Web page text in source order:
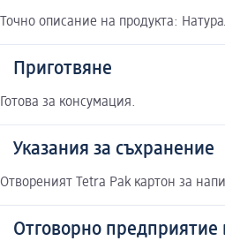
Точно описание на продукта:
Приготвяне
Готова за консумация.
Указания за съхранение
Отвореният Tetra Pak картон за
Отговорно предприятие